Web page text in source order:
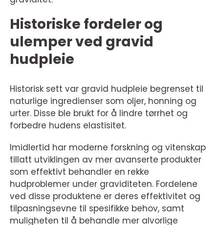
Historiske fordeler og
ulemper ved gravid
hudpleie
Historisk sett var gravid hudpleie begrenset til
naturlige ingredienser som oljer, honning og
urter. Disse ble brukt for å lindre tørrhet og
forbedre hudens elastisitet.
Imidlertid har moderne forskning og vitenskap
tillatt utviklingen av mer avanserte produkter
som effektivt behandler en rekke
hudproblemer under graviditeten. Fordelene
ved disse produktene er deres effektivitet og
tilpasningsevne til spesifikke behov, samt
muligheten til å behandle mer alvorlige